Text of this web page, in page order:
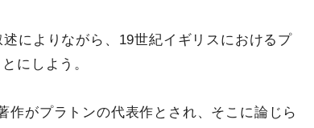
によりながら、19世紀イギリスにおけるプ
にしよう。
作がプラトンの代表作とされ、そこに論じら